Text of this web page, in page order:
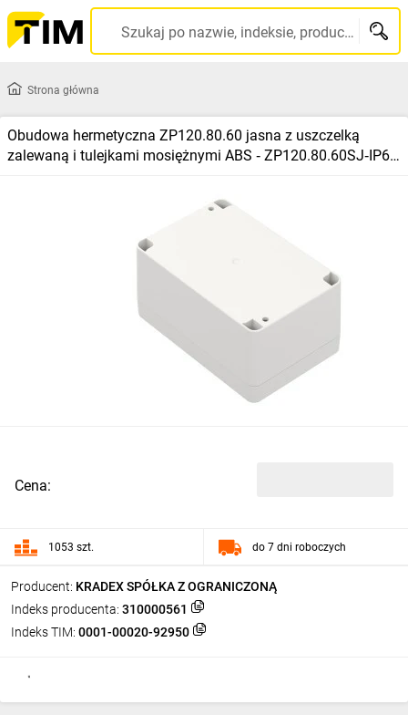
Szukaj po nazwie, indeksie, producencie, kodzie kreskowym...
Strona główna
Obudowa hermetyczna ZP120.80.60 jasna z uszczelką
zalewaną i tulejkami mosiężnymi ABS ‑ ZP120.80.60SJ‑IP67
Producent: KRADEX SPÓŁKA Z OGRANICZONĄ
Indeks producenta: 310000561
Indeks TIM: 0001-00020-92950
Cena:
1053 szt. do 7 dni roboczych